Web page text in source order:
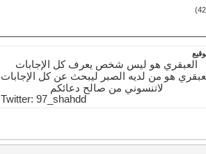
العبقري هو ليس شخص يعرف كل الإجابات
هو من لديه الصبر ليبحث عن كل الإجابات
لاتنسوني من صالح دعائكم
Twitter: 97_shahdd